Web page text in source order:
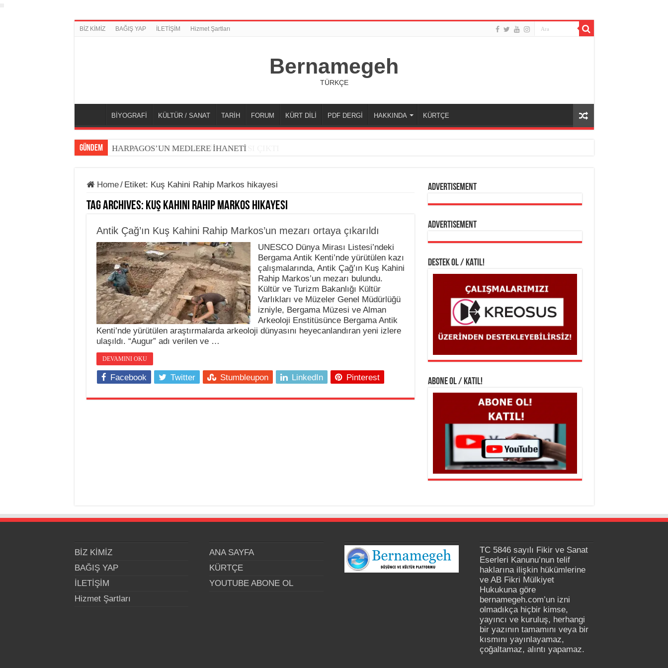
BİZ KİMİZ BAĞIŞ YAP İLETİŞİM Hizmet Şartları
Bernamegeh
TÜRKÇE
BİYOGRAFİ KÜLTÜR / SANAT TARİH FORUM KÜRT DİLİ PDF DERGİ HAKKINDA KÜRTÇE
GÜNDEM HARPAGOS’UN MEDLERE İHANETİ
Home/ Etiket: Kuş Kahini Rahip Markos hikayesi
Tag Archives: Kuş Kahini Rahip Markos hikayesi
Antik Çağ’ın Kuş Kahini Rahip Markos’un mezarı ortaya çıkarıldı
UNESCO Dünya Mirası Listesi’ndeki
Bergama Antik Kenti’nde yürütülen kazı
çalışmalarında, Antik Çağ’ın Kuş Kahini
Rahip Markos’un mezarı bulundu.
Kültür ve Turizm Bakanlığı Kültür
Varlıkları ve Müzeler Genel Müdürlüğü
izniyle, Bergama Müzesi ve Alman
Arkeoloji Enstitüsünce Bergama Antik
Kenti’nde yürütülen araştırmalarda arkeoloji dünyasını heyecanlandıran yeni izlere
ulaşıldı. “Augur” adı verilen ve …
DEVAMINI OKU
Facebook Twitter Stumbleupon LinkedIn Pinterest
Advertisement
Advertisement
DESTEK OL / KATIL!
ABONE OL / KATIL!
BİZ KİMİZ
BAĞIŞ YAP
İLETİŞİM
Hizmet Şartları
ANA SAYFA
KÜRTÇE
YOUTUBE ABONE OL
TC 5846 sayılı Fikir ve Sanat
Eserleri Kanunu’nun telif
haklarına ilişkin hükümlerine
ve AB Fikri Mülkiyet
Hukukuna göre
bernamegeh.com’un izni
olmadıkça hiçbir kimse,
yayıncı ve kuruluş, herhangi
bir yazının tamamını veya bir
kısmını yayınlayamaz,
çoğaltamaz, alıntı yapamaz.